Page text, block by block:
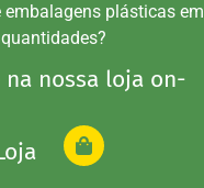
embalagens plásticas em
na nossa loja on-